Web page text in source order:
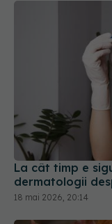
La cât timp e
dermatologii
18 mai 2026, 20:14